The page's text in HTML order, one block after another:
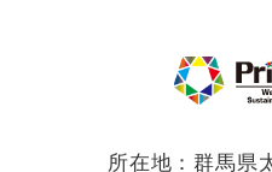
所在地：群馬県